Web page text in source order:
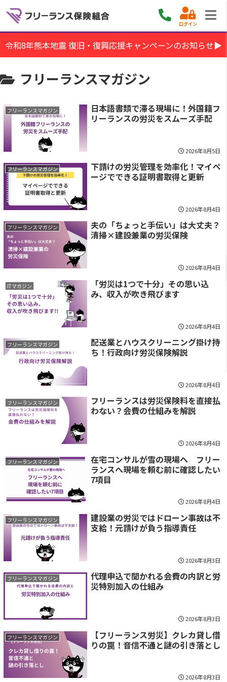
ログイン
令和8年熊本地震 復旧・復興応援キャンペーンのお知らせ▶
フリーランスマガジン
フリーランスマガジン
日本語書類で滞る現場に！外国籍フ
リーランスの労災をスムーズ手配
2026年8月5日
フリーランスマガジン
下請けの労災管理を効率化！マイペ
ージでできる証明書取得と更新
2026年8月4日
フリーランスマガジン
夫の「ちょっと手伝い」は大丈夫？
清掃×建設兼業の労災保険
2026年8月4日
ITマガジン
「労災は1つで十分」その思い込
み、収入が吹き飛びます
2026年8月4日
フリーランスマガジン
配送業とハウスクリーニング掛け持
ち！行政向け労災保険解説
2026年8月4日
フリーランスマガジン
フリーランスは労災保険料を直接払
わない？会費の仕組みを解説
2026年8月4日
フリーランスマガジン
在宅コンサルが雪の現場へ フリー
ランスへ現場を頼む前に確認したい
7項目
2026年8月4日
フリーランスマガジン
建設業の労災ではドローン事故は不
支給！元請けが負う指導責任
2026年8月3日
フリーランスマガジン
代理申込で聞かれる会費の内訳と労
災特別加入の仕組み
2026年8月3日
フリーランスマガジン
【フリーランス労災】クレカ貸し借
りの罠！音信不通と謎の引き落とし
2026年8月3日